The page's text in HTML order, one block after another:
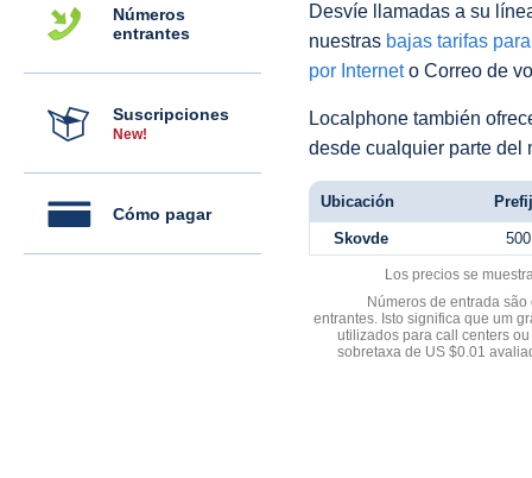
Números
entrantes
Suscripciones
New!
Cómo pagar
Desvíe llamadas a su
nuestras bajas tarifas
por Interneto Correo de
Localphone también
desde cualquier parte del
Ubicación
Skovde 500
Los precios se
Números de entrada
entrantes. Isto significa que um
utilizados para call centers
sobretaxa de US $0.01